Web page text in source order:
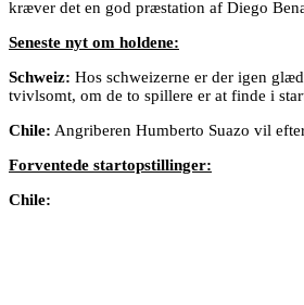
kræver det en god præstation af Diego
Seneste nyt om holdene:
Schweiz: Hos schweizerne er der igen
tvivlsomt, om de to spillere er at finde i
Chile: Angriberen Humberto Suazo vil
Forventede startopstillinger:
Chile: